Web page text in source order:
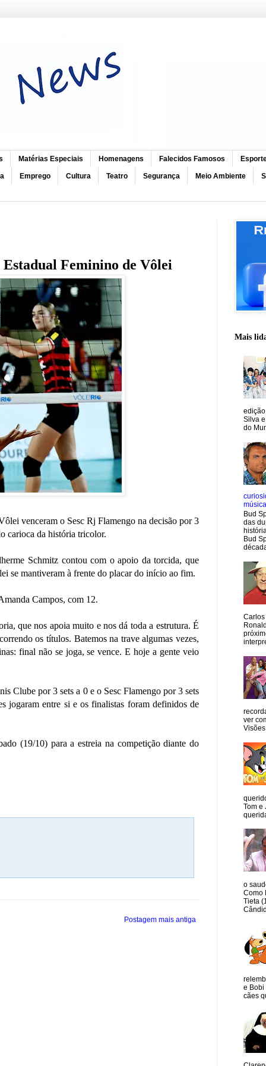
Matérias Especiais Homenagens Falecidos Famosos
Emprego Cultura Teatro Segurança Meio Ambiente
Estadual Feminino de Vôlei
venceram o Sesc Rj Flamengo na decisão por 3
carioca da história tricolor.
Schmitz contou com o apoio da torcida, que
se mantiveram à frente do placar do início ao fim.
Campos, com 12.
que nos apoia muito e nos dá toda a estrutura. É
os títulos. Batemos na trave algumas vezes,
final não se joga, se vence. E hoje a gente veio
Clube por 3 sets a 0 e o Sesc Flamengo por 3 sets
jogaram entre si e os finalistas foram definidos de
(19/10) para a estreia na competição diante do
Postagem mais antiga
Mais
Silva
do
Bud
das
Bud
Carlos
ver
Tom e
o
Como
Tieta
e Bobi
cães